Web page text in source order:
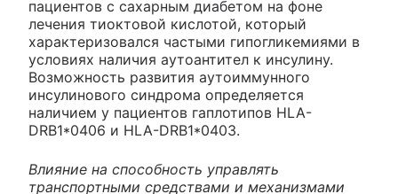
пациентов с сахарным диабетом на фоне
лечения тиоктовой кислотой, который
характеризовался частыми гипогликемиями в
условиях наличия аутоантител к инсулину.
Возможность развития аутоиммунного
инсулинового синдрома определяется
наличием у пациентов гаплотипов HLA-
DRB1*0406 и HLA-DRB1*0403.
Влияние на способность управлять
транспортными средствами и механизмами